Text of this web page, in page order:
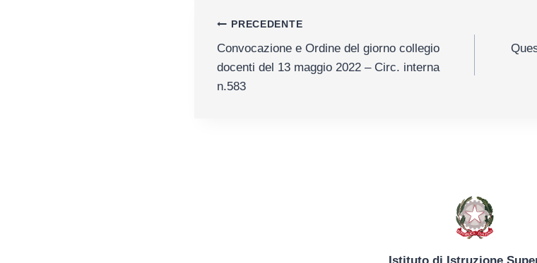
Navigazione
articoli
PRECEDENTE
Convocazione e Ordine del giorno collegio
docenti del 13 maggio 2022 – Circ. interna
n.583